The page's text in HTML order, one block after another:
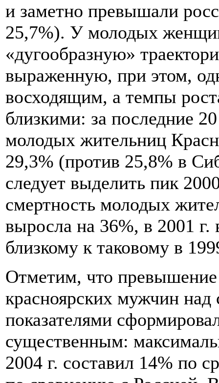
и заметно превышали
25,7%). У молодых
«дугообразную»
выраженную, при этом,
восходящим, а темпы
близкими: за последние
молодых жительниц
29,3% (против 25,8% в
следует выделить пик
смертность молодых
выросла на 36%, в 2001 г.
близкому к таковому в
Отметим, что превышение
красноярских мужчин
показателями
существенным:
2004 г. составил 14% по